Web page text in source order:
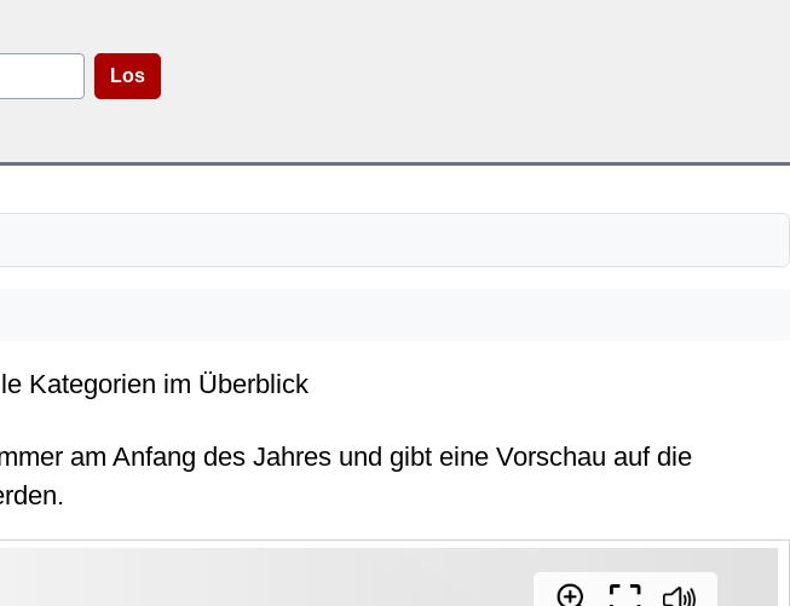
Los
Kategorien im Überblick
am Anfang des Jahres und gibt eine Vorschau auf die